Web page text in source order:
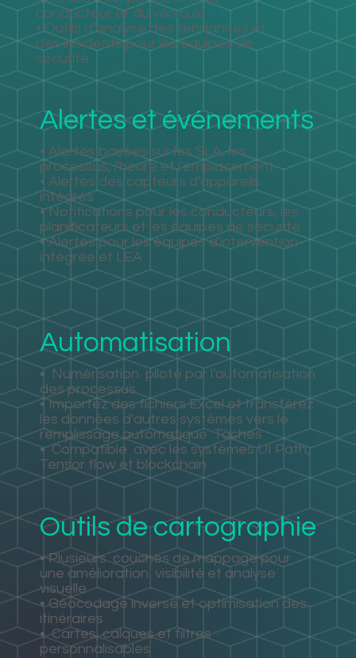
conducteur et du véhicule
• Outils d'analyse des tendances et
des incidents pour les équipes de
sécurité
Alertes et événements
• Alertes basées sur les SLA, les
processus, l'heure et l'emplacement
• Alertes des capteurs d'appareils
intégrés
• Notifications pour les conducteurs, les
planificateurs et les équipes de sécurité
• Alertes pour les équipes d'intervention
intégrée et LEA
Automatisation
• Numérisation piloté par l'automatisation
des processus
• Importez des fichiers Excel et transférez
les données d'autres systèmes vers le
remplissage automatique Tâches
• Compatible avec les systèmes UI Path,
Tensor flow et blockchain
Outils de cartographie
• Plusieurs couches de mappage pour
une amélioration visibilité et analyse
visuelle
• Géocodage inversé et optimisation des
itinéraires
• Cartes, calques et filtres
personnalisables